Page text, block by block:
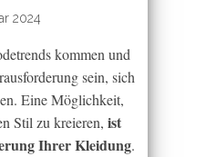
2024
kommen und
sein, sich
Eine Möglichkeit,
Stil zu kreieren, ist
Ihrer Kleidung.